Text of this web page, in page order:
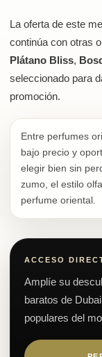
La oferta de este
continúa con otras
Plátano Bliss,
seleccionado para
promoción.
Entre perfumes
bajo precio y
elegir bien sin
zumo, el estilo
perfume oriental.
ACCESO
Amplíe su
baratos de
populares del